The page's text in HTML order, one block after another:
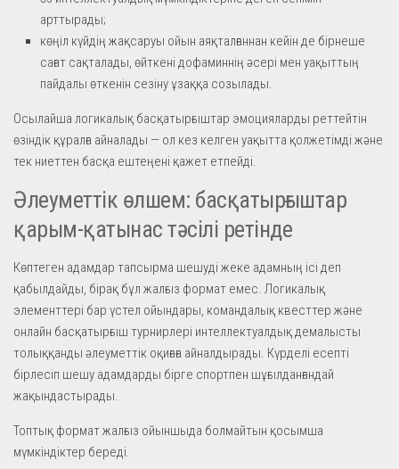
арттырады;
көңіл күйдің жақсаруы ойын аяқталғаннан кейін де бірнеше
сағат сақталады, өйткені дофаминнің әсері мен уақыттың
пайдалы өткенін сезіну ұзаққа созылады.
Осылайша логикалық басқатырғыштар эмоцияларды реттейтін
өзіндік құралға айналады — ол кез келген уақытта қолжетімді және
тек ниеттен басқа ештеңені қажет етпейді.
Әлеуметтік өлшем: басқатырғыштар
қарым-қатынас тәсілі ретінде
Көптеген адамдар тапсырма шешуді жеке адамның ісі деп
қабылдайды, бірақ бұл жалғыз формат емес. Логикалық
элементтері бар үстел ойындары, командалық квесттер және
онлайн басқатырғыш турнирлері интеллектуалдық демалысты
толыққанды әлеуметтік оқиғаға айналдырады. Күрделі есепті
бірлесіп шешу адамдарды бірге спортпен шұғылданғандай
жақындастырады.
Топтық формат жалғыз ойыншыда болмайтын қосымша
мүмкіндіктер береді.